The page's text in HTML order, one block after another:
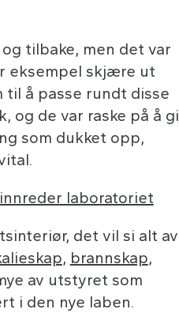
tilbake, men det var
eksempel skjære ut
til å passe rundt disse
og de var raske på å gi
som dukket opp,
laboratoriet
det vil si alt av
, brannskap,
av utstyret som
i den nye laben.